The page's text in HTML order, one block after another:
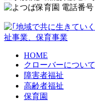
HOME
クローバーについて
障害者福祉
高齢者福祉
保育園